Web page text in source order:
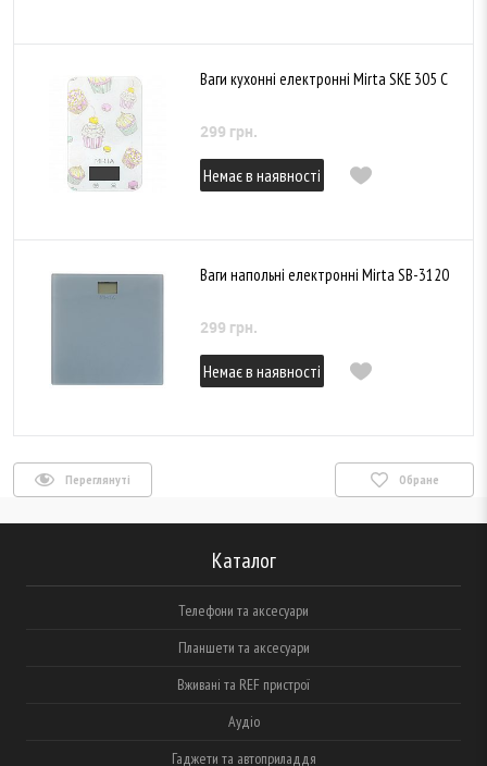
Ваги кухонні електронні Mirta SKE 305 C
299 грн.
Немає в наявності
Ваги напольні електронні Mirta SB-3120
299 грн.
Немає в наявності
Переглянуті Обране
Каталог
Телефони та аксесуари
Планшети та аксесуари
Вживані та REF пристрої
Аудіо
Гаджети та автоприладдя